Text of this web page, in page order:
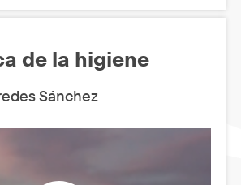
de la higiene
Sánchez